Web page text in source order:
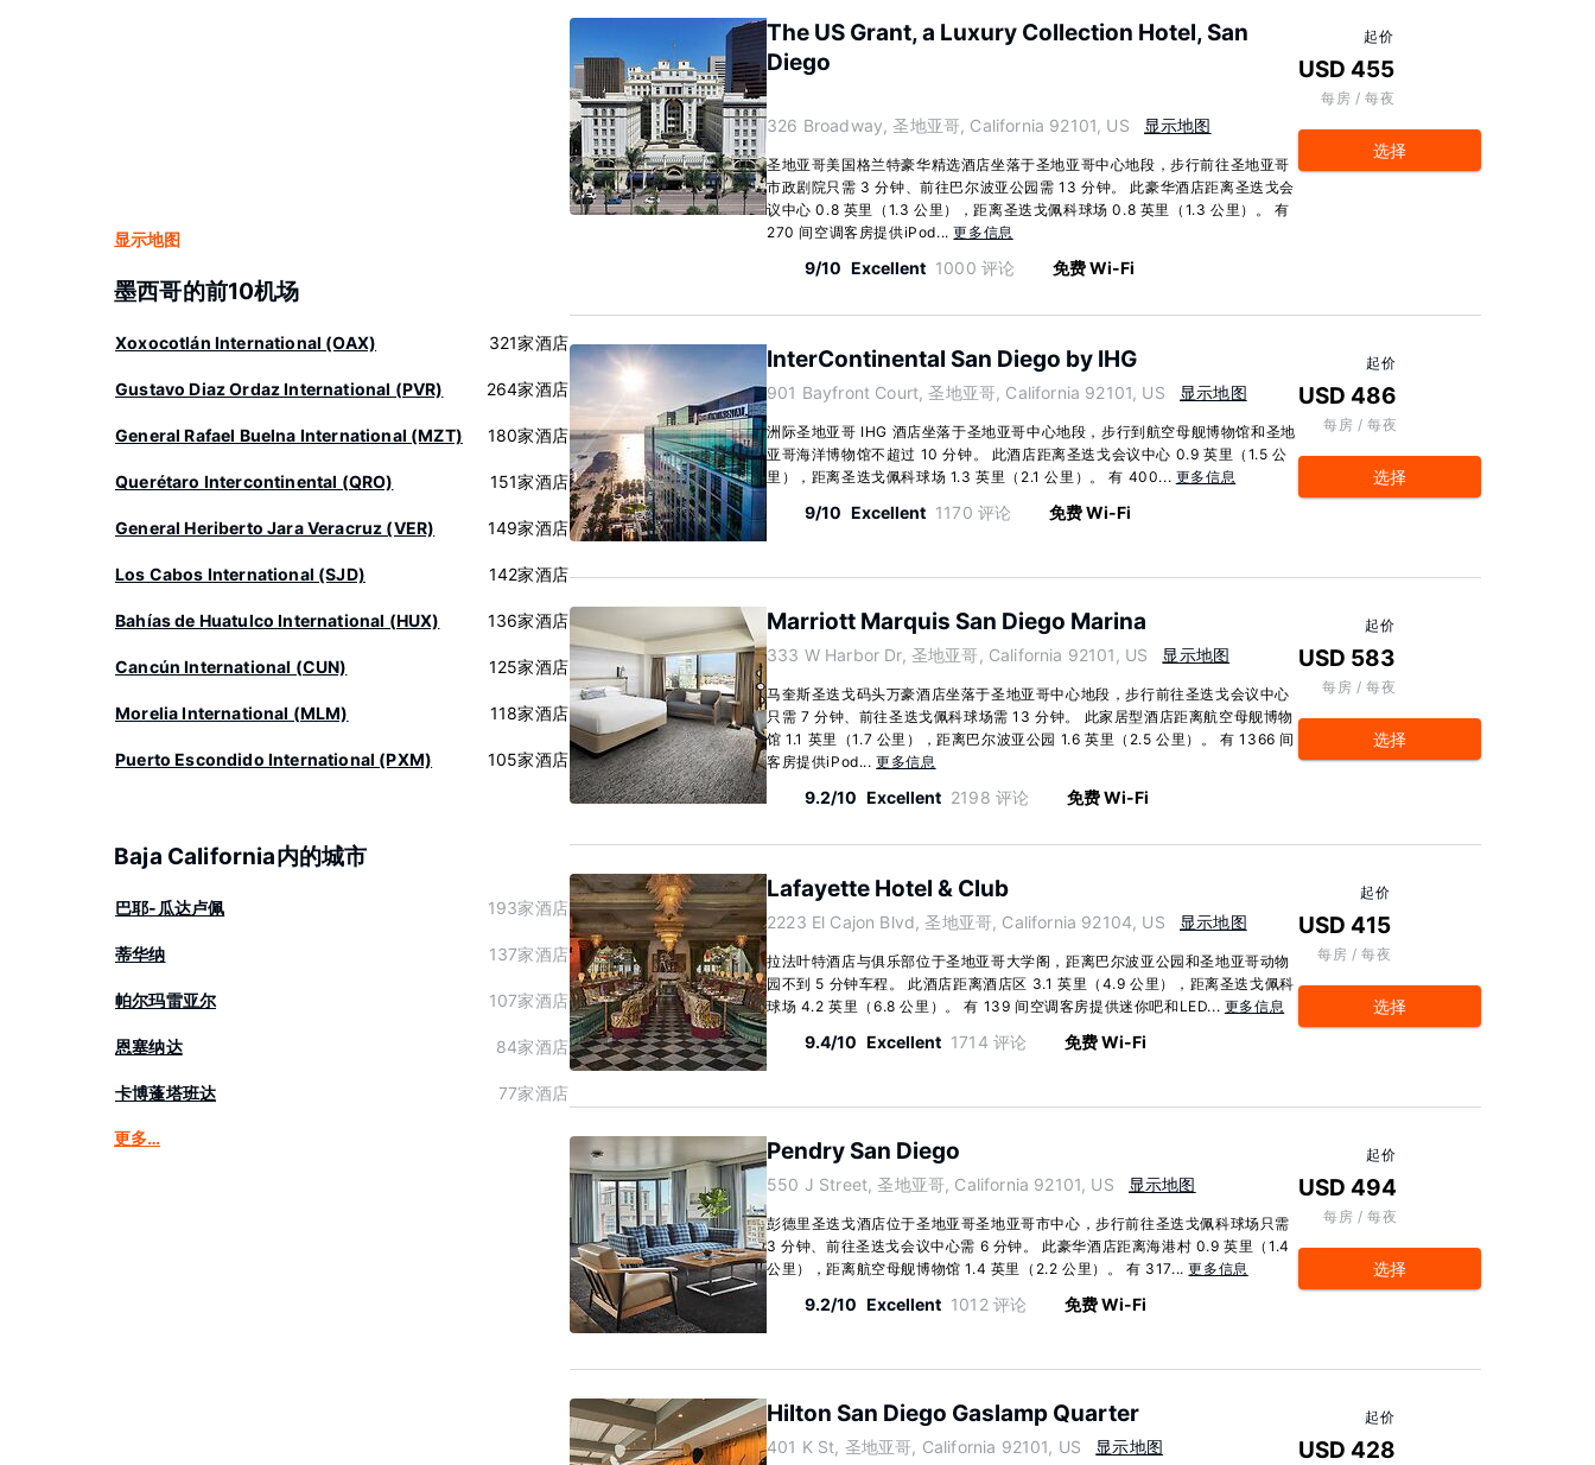
显示地图
墨西哥的前10机场
Xoxocotlán International (OAX) 321家酒店
Gustavo Diaz Ordaz International (PVR) 264家酒店
General Rafael Buelna International (MZT) 180家酒店
Querétaro Intercontinental (QRO) 151家酒店
General Heriberto Jara Veracruz (VER) 149家酒店
Los Cabos International (SJD) 142家酒店
Bahías de Huatulco International (HUX) 136家酒店
Cancún International (CUN) 125家酒店
Morelia International (MLM) 118家酒店
Puerto Escondido International (PXM) 105家酒店
Baja California内的城市
巴耶-瓜达卢佩 193家酒店
蒂华纳 137家酒店
帕尔玛雷亚尔 107家酒店
恩塞纳达 84家酒店
卡博蓬塔班达 77家酒店
更多…
The US Grant, a Luxury Collection Hotel, San
Diego
326 Broadway, 圣地亚哥, California 92101, US 显示地图
圣地亚哥美国格兰特豪华精选酒店坐落于圣地亚哥中心地段，步行前往圣地亚哥
市政剧院只需 3 分钟、前往巴尔波亚公园需 13 分钟。 此豪华酒店距离圣迭戈会
议中心 0.8 英里（1.3 公里），距离圣迭戈佩科球场 0.8 英里（1.3 公里）。 有
270 间空调客房提供iPod...更多信息
9/10 Excellent 1000 评论 免费 Wi-Fi
起价
USD 455
每房 / 每夜
选择
InterContinental San Diego by IHG
901 Bayfront Court, 圣地亚哥, California 92101, US 显示地图
洲际圣地亚哥 IHG 酒店坐落于圣地亚哥中心地段，步行到航空母舰博物馆和圣地
亚哥海洋博物馆不超过 10 分钟。 此酒店距离圣迭戈会议中心 0.9 英里（1.5 公
里），距离圣迭戈佩科球场 1.3 英里（2.1 公里）。 有 400... 更多信息
9/10 Excellent 1170 评论 免费 Wi-Fi
起价
USD 486
每房 / 每夜
选择
Marriott Marquis San Diego Marina
333 W Harbor Dr, 圣地亚哥, California 92101, US 显示地图
马奎斯圣迭戈码头万豪酒店坐落于圣地亚哥中心地段，步行前往圣迭戈会议中心
只需 7 分钟、前往圣迭戈佩科球场需 13 分钟。 此家居型酒店距离航空母舰博物
馆 1.1 英里（1.7 公里），距离巴尔波亚公园 1.6 英里（2.5 公里）。 有 1366 间
客房提供iPod...更多信息
9.2/10 Excellent 2198 评论 免费 Wi-Fi
起价
USD 583
每房 / 每夜
选择
Lafayette Hotel & Club
2223 El Cajon Blvd, 圣地亚哥, California 92104, US 显示地图
拉法叶特酒店与俱乐部位于圣地亚哥大学阁，距离巴尔波亚公园和圣地亚哥动物
园不到 5 分钟车程。 此酒店距离酒店区 3.1 英里（4.9 公里），距离圣迭戈佩科
球场 4.2 英里（6.8 公里）。 有 139 间空调客房提供迷你吧和LED... 更多信息
9.4/10 Excellent 1714 评论 免费 Wi-Fi
起价
USD 415
每房 / 每夜
选择
Pendry San Diego
550 J Street, 圣地亚哥, California 92101, US 显示地图
彭德里圣迭戈酒店位于圣地亚哥圣地亚哥市中心，步行前往圣迭戈佩科球场只需
3 分钟、前往圣迭戈会议中心需 6 分钟。 此豪华酒店距离海港村 0.9 英里（1.4
公里），距离航空母舰博物馆 1.4 英里（2.2 公里）。 有 317...更多信息
9.2/10 Excellent 1012 评论 免费 Wi-Fi
起价
USD 494
每房 / 每夜
选择
Hilton San Diego Gaslamp Quarter
401 K St, 圣地亚哥, California 92101, US 显示地图
起价
USD 428